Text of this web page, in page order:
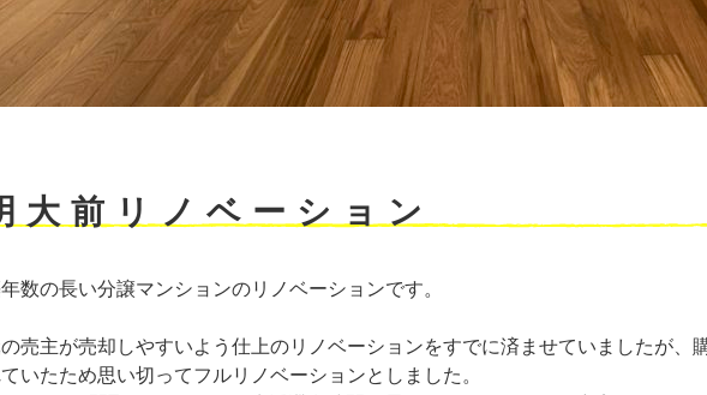
大前リノベーション
数の長い分譲マンションのリノベーションです。
売主が売却しやすいよう仕上のリノベーションをすでに済ませていましたが、
いたため思い切ってフルリノベーションとしました。